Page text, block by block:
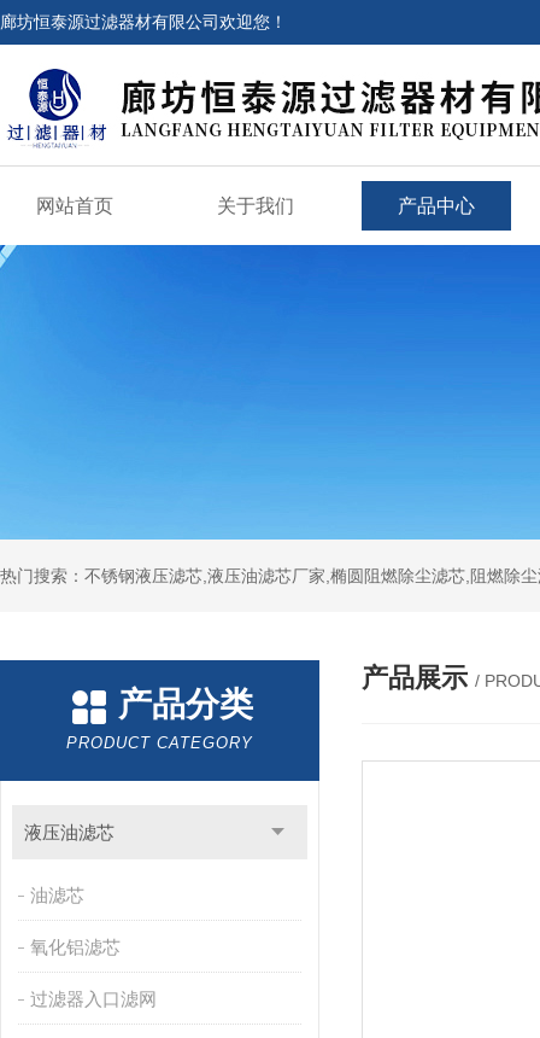
廊坊恒泰源过滤器材有限公司欢迎您！
网站首页 关于我们 产品中心
热门搜索：不锈钢液压滤芯,液压油滤芯厂家,椭圆阻燃除尘滤芯,阻燃除
产品分类
PRODUCT CATEGORY
液压油滤芯
油滤芯
氧化铝滤芯
过滤器入口滤网
产品展示 /